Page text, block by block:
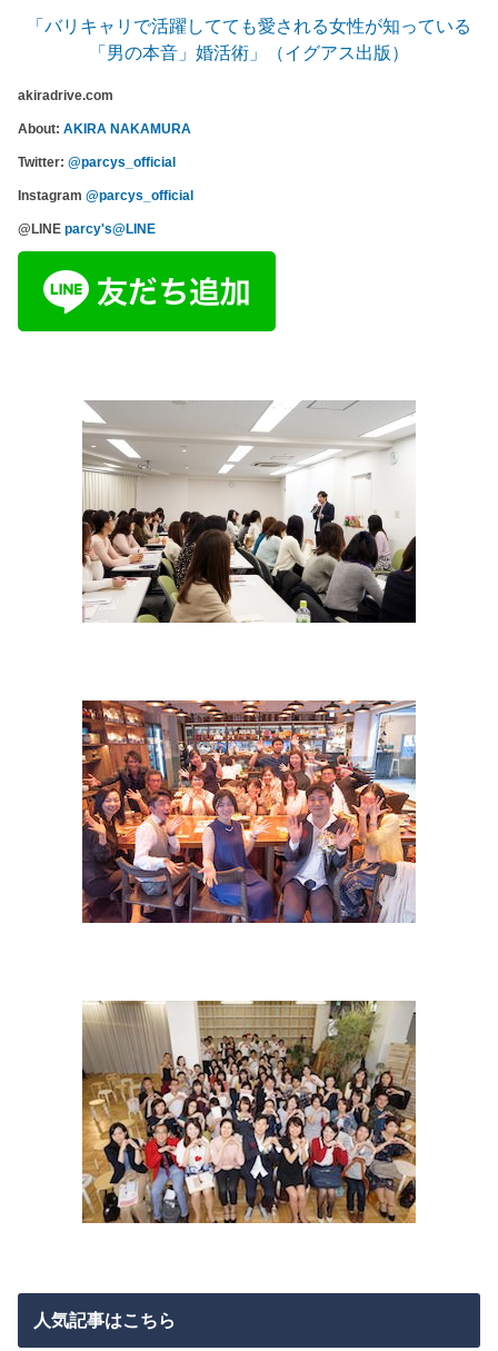
「バリキャリで活躍してても愛される女性が知っている
「男の本音」婚活術」（イグアス出版）
akiradrive.com
About:AKIRA NAKAMURA
Twitter:@parcys_official
Instagram@parcys_official
@LINEparcy's@LINE
人気記事はこちら